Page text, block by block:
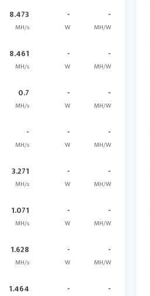
8.473
MH/s
-
W
-
MH/W
8.461
MH/s
-
W
-
MH/W
0.7
MH/s
-
W
-
MH/W
-
MH/s
-
W
-
MH/W
3.271
MH/s
-
W
-
MH/W
1.071
MH/s
-
W
-
MH/W
1.628
MH/s
-
W
-
MH/W
1.464 - -